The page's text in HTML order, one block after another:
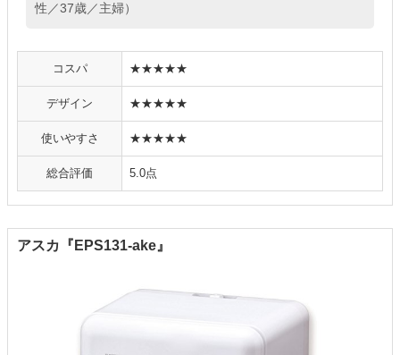
性／37歳／主婦）
コスパ ★★★★★
デザイン ★★★★★
使いやすさ ★★★★★
総合評価 5.0点
アスカ『EPS131-ake』